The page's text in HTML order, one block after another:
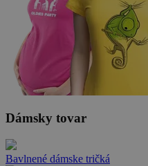
Dámsky tovar
Bavlnené dámske tričká